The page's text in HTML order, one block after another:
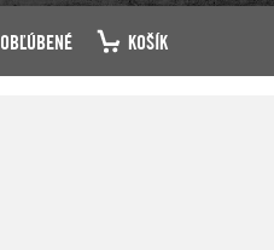
OBĽÚBENÉ KOŠÍK